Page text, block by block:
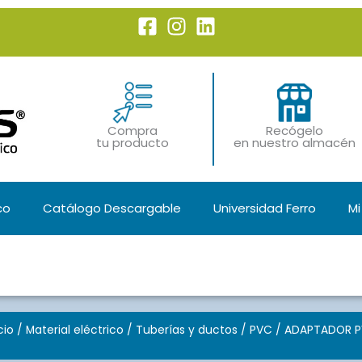
Compra
tu producto
Recógelo
en nuestro almacén
Catálogo Descargable Universidad Ferro
/ Material eléctrico / Tuberías y ductos / PVC / ADAPTADOR